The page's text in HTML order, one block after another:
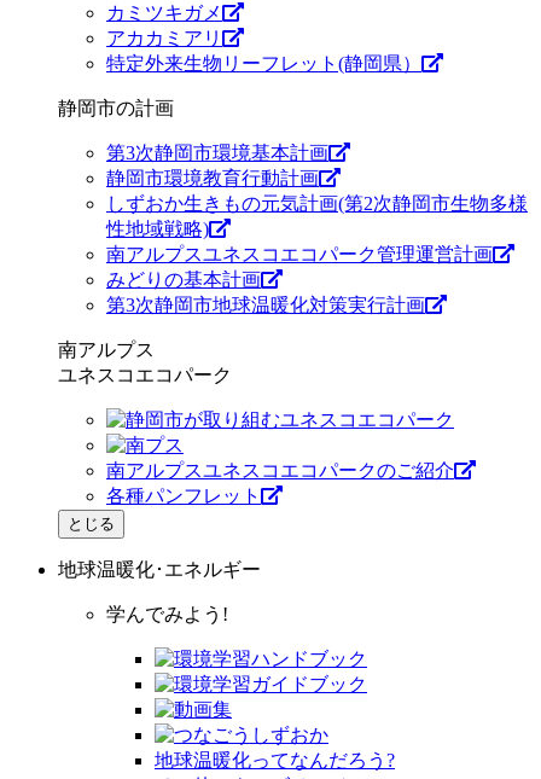
カミツキガメ
アカカミアリ
特定外来生物リーフレット(静岡県）
静岡市の計画
第3次静岡市環境基本計画
静岡市環境教育行動計画
しずおか生きもの元気計画(第2次静岡市生物多様
性地域戦略)
南アルプスユネスコエコパーク管理運営計画
みどりの基本計画
第3次静岡市地球温暖化対策実行計画
南アルプス
ユネスコエコパーク
南アルプスユネスコエコパークのご紹介
各種パンフレット
とじる
地球温暖化･エネルギー
学んでみよう!
地球温暖化ってなんだろう?